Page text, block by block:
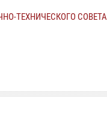
ТЕХНИЧЕСКОГО